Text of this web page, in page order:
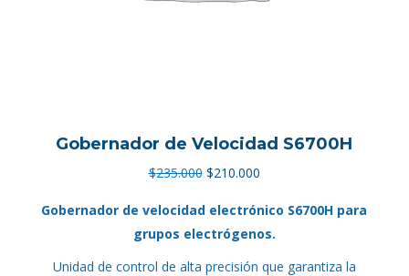
Gobernador de Velocidad S6700H
$235.000 El
original
era:
$235.000.
$210.000El
actual
es:
$210.000.
Gobernador de velocidad electrónico S6700H para
grupos electrógenos.
Unidad de control de alta precisión que garantiza la